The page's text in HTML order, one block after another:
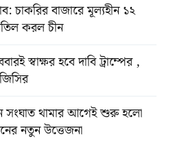
চাকরির বাজারে মূল্যহীন ১২
করল চীন
স্বাক্ষর হবে দাবি ট্রাম্পের ,
সংঘাত থামার আগেই শুরু হলো
নতুন উত্তেজনা